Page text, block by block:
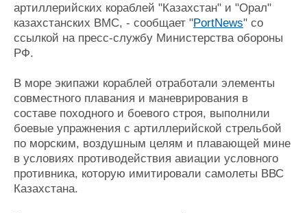
Конференции
Выставки и семинары
Личности
Словарь
Флот
Галерея флота
Отзывы
Все службы
артиллерийских кораблей "Казахстан" и "Орал"
казахстанских ВМС, - сообщает "PortNews" со
ссылкой на пресс-службу Министерства обороны
РФ.
В море экипажи кораблей отработали элементы
совместного плавания и маневрирования в
составе походного и боевого строя, выполнили
боевые упражнения с артиллерийской стрельбой
по морским, воздушным целям и плавающей мине
в условиях противодействия авиации условного
противника, которую имитировали самолеты ВВС
Казахстана.